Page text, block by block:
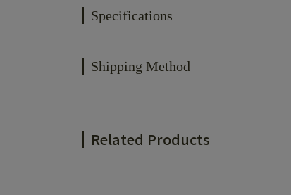
Specifications
Shipping Method
Related Products